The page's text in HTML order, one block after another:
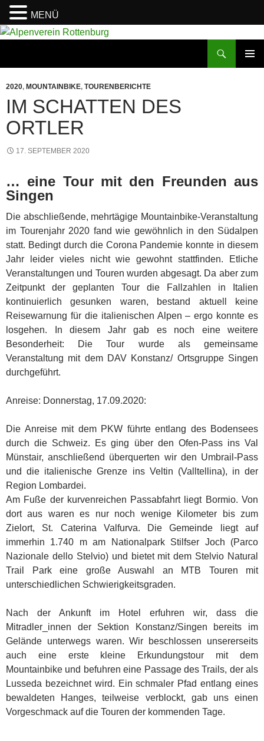
Zum
2020, MOUNTAINBIKE, TOURENBERICHTE
IM SCHATTEN DES
ORTLER
17. SEPTEMBER 2020
… eine Tour mit den Freunden aus
Singen
Die abschließende, mehrtägige Mountainbike-Veranstaltung
im Tourenjahr 2020 fand wie gewöhnlich in den Südalpen
statt. Bedingt durch die Corona Pandemie konnte in diesem
Jahr leider vieles nicht wie gewohnt stattfinden. Etliche
Veranstaltungen und Touren wurden abgesagt. Da aber zum
Zeitpunkt der geplanten Tour die Fallzahlen in Italien
kontinuierlich gesunken waren, bestand aktuell keine
Reisewarnung für die italienischen Alpen – ergo konnte es
losgehen. In diesem Jahr gab es noch eine weitere
Besonderheit: Die Tour wurde als gemeinsame
Veranstaltung mit dem DAV Konstanz/ Ortsgruppe Singen
durchgeführt.
Anreise: Donnerstag, 17.09.2020:
Die Anreise mit dem PKW führte entlang des Bodensees
durch die Schweiz. Es ging über den Ofen-Pass ins Val
Münstair, anschließend überquerten wir den Umbrail-Pass
und die italienische Grenze ins Veltin (Valltellina), in der
Region Lombardei.
Am Fuße der kurvenreichen Passabfahrt liegt Bormio. Von
dort aus waren es nur noch wenige Kilometer bis zum
Zielort, St. Caterina Valfurva. Die Gemeinde liegt auf
immerhin 1.740 m am Nationalpark Stilfser Joch (Parco
Nazionale dello Stelvio) und bietet mit dem Stelvio Natural
Trail Park eine große Auswahl an MTB Touren mit
unterschiedlichen Schwierigkeitsgraden.
Nach der Ankunft im Hotel erfuhren wir, dass die
Mitradler_innen der Sektion Konstanz/Singen bereits im
Gelände unterwegs waren. Wir beschlossen unsererseits
auch eine erste kleine Erkundungstour mit dem
Mountainbike und befuhren eine Passage des Trails, der als
Lusseda bezeichnet wird. Ein schmaler Pfad entlang eines
bewaldeten Hanges, teilweise verblockt, gab uns einen
Vorgeschmack auf die Touren der kommenden Tage.
MENÜ